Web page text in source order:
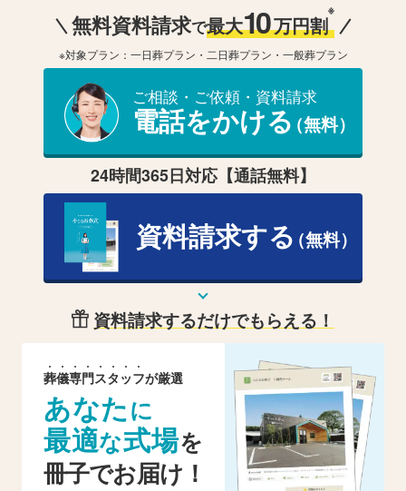
無料資料請求で最大10万円割
※
※対象プラン：一日葬プラン・二日葬プラン・一般葬プラン
ご相談・ご依頼・資料請求
電話をかける（無料）
24時間365日対応【通話無料】
資料請求する（無料）
資料請求するだけでもらえる！
葬儀専門スタ ッフが厳選
あなたに
最適な式場を
冊子でお届け！